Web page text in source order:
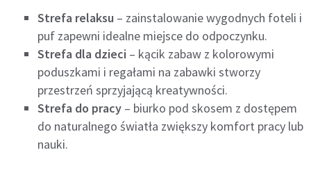
Strefa relaksu – zainstalowanie wygodnych foteli i
puf zapewni idealne miejsce do odpoczynku.
Strefa dla dzieci – kącik zabaw z kolorowymi
poduszkami i regałami na zabawki stworzy
przestrzeń sprzyjającą kreatywności.
Strefa do pracy– biurko pod skosem z dostępem
do naturalnego światła zwiększy komfort pracy lub
nauki.